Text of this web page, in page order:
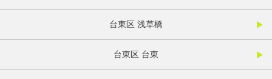
台東区 浅草橋
台東区 台東